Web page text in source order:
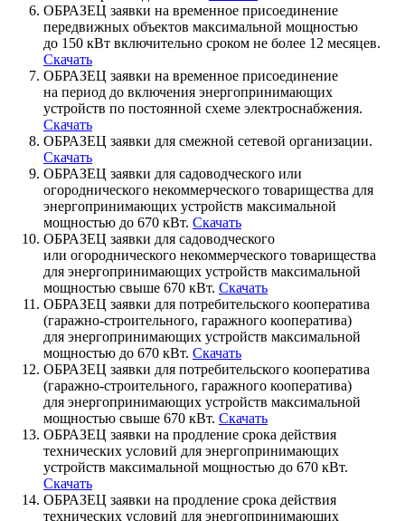
ОБРАЗЕЦ заявки на временное присоединение
передвижных объектов максимальной мощностью
до 150 кВт включительно сроком не более 12 месяцев.
Скачать
ОБРАЗЕЦ заявки на временное присоединение
на период до включения энергопринимающих
устройств по постоянной схеме электроснабжения.
Скачать
ОБРАЗЕЦ заявки для смежной сетевой организации.
Скачать
ОБРАЗЕЦ заявки для садоводческого или
огороднического некоммерческого товарищества для
энергопринимающих устройств максимальной
мощностью до 670 кВт. Скачать
ОБРАЗЕЦ заявки для садоводческого
или огороднического некоммерческого товарищества
для энергопринимающих устройств максимальной
мощностью свыше 670 кВт. Скачать
ОБРАЗЕЦ заявки для потребительского кооператива
(гаражно-строительного, гаражного кооператива)
для энергопринимающих устройств максимальной
мощностью до 670 кВт. Скачать
ОБРАЗЕЦ заявки для потребительского кооператива
(гаражно-строительного, гаражного кооператива)
для энергопринимающих устройств максимальной
мощностью свыше 670 кВт. Скачать
ОБРАЗЕЦ заявки на продление срока действия
технических условий для энергопринимающих
устройств максимальной мощностью до 670 кВт.
Скачать
ОБРАЗЕЦ заявки на продление срока действия
технических условий для энергопринимающих